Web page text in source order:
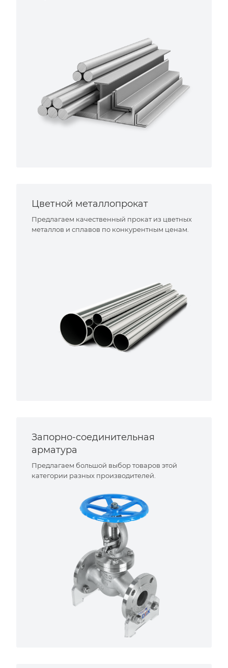
Цветной металлопрокат
Предлагаем качественный прокат из цветных
металлов и сплавов по конкурентным ценам.
Запорно-соединительная
арматура
Предлагаем большой выбор товаров этой
категории разных производителей.